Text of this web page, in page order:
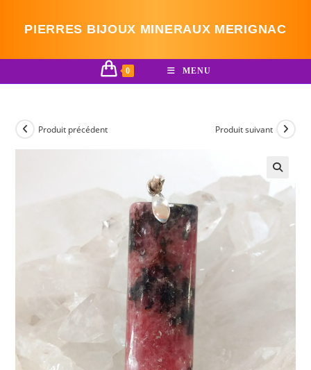
PIERRES BIJOUX MINERAUX MERIGNAC
0 MENU
Produit précédent Produit suivant